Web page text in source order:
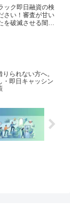
ック即日融資の検
さい！審査が甘い
を破滅させる闇金
られない方へ。
・即日キャッシン